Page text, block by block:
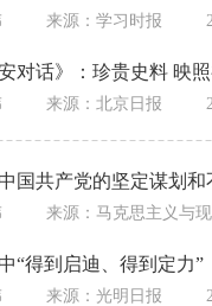
来源： 学习时报
安对话》：珍贵史料 映
来源： 北京日报
国共产党的坚定谋划和
来源： 马克思主义与
“得到启迪、得到定力”
来源： 光明日报